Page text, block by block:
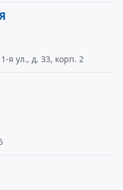
я ул., д. 33, корп. 2